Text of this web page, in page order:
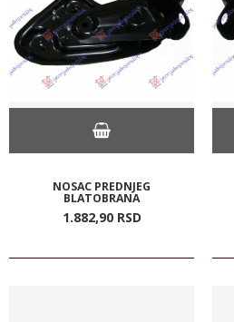
NOSAC PREDNJEG
BLATOBRANA
1.882,90 RSD